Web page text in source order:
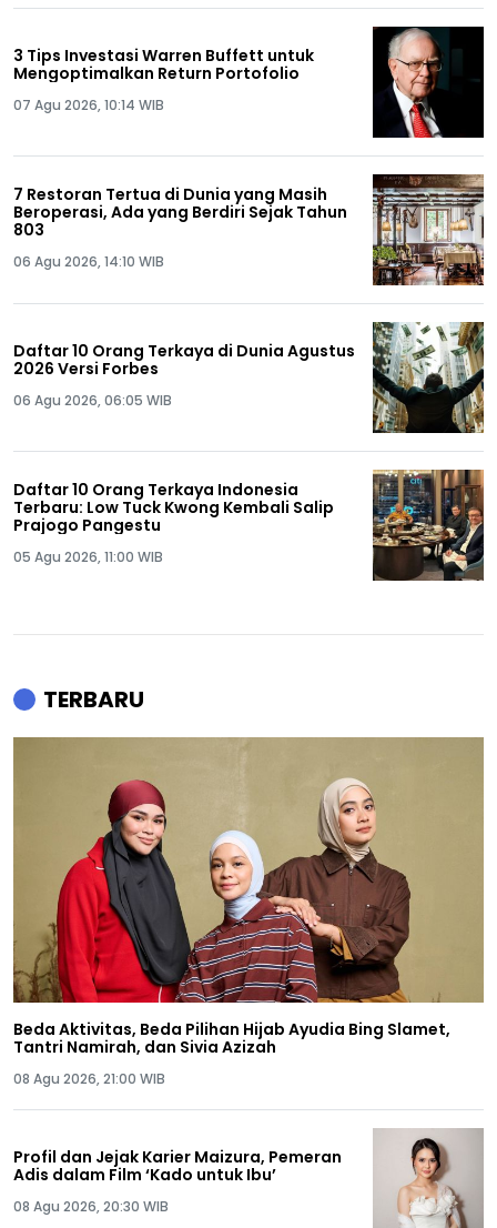
3 Tips Investasi Warren Buffett untuk
Mengoptimalkan Return Portofolio
07 Agu 2026, 10:14 WIB
7 Restoran Tertua di Dunia yang Masih
Beroperasi, Ada yang Berdiri Sejak Tahun
803
06 Agu 2026, 14:10 WIB
Daftar 10 Orang Terkaya di Dunia Agustus
2026 Versi Forbes
06 Agu 2026, 06:05 WIB
Daftar 10 Orang Terkaya Indonesia
Terbaru: Low Tuck Kwong Kembali Salip
Prajogo Pangestu
05 Agu 2026, 11:00 WIB
TERBARU
Beda Aktivitas, Beda Pilihan Hijab Ayudia Bing Slamet,
Tantri Namirah, dan Sivia Azizah
08 Agu 2026, 21:00 WIB
Profil dan Jejak Karier Maizura, Pemeran
Adis dalam Film ‘Kado untuk Ibu’
08 Agu 2026, 20:30 WIB